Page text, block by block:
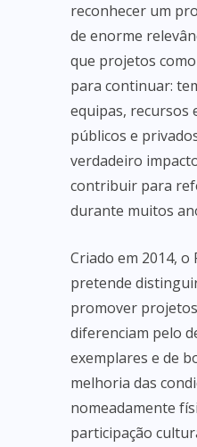
reconhecer um
de enorme
que projetos
para continuar:
equipas, recursos
públicos e
verdadeiro
contribuir para
durante muitos
Criado em 2014, o
pretende
promover
diferenciam pelo
exemplares e de
melhoria das
nomeadamente
participação